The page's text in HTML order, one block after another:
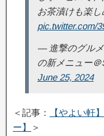
お茶漬けも楽し
pic.twitter.com/
— 進撃のグル
の新メニュー
June 25, 2024
＜記事：
【やよい軒
ー】
＞